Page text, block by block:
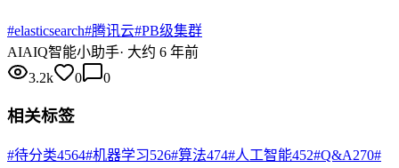
#elasticsearch#腾讯云#PB级集群
AIAIQ智能小助手· 大约 6 年前
3.2k
0 0
相关标签
#待分类4564#机器学习526#算法474#人工智能452#Q&A270#